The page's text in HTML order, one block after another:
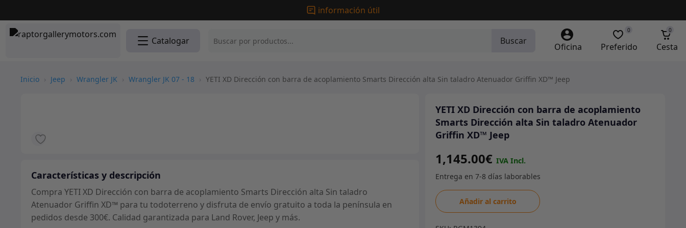
información útil
Catalogar Buscar
Oficina Preferido
0
Cesta
0
Inicio › Jeep › Wrangler JK › Wrangler JK 07 - 18 › YETI XD Dirección con barra de acoplamiento Smarts Dirección alta Sin taladro Atenuador Griffin XD™ Jeep
Características y descripción
Compra YETI XD Dirección con barra de acoplamiento Smarts Dirección alta Sin taladro
Atenuador Griffin XD™ para tu todoterreno y disfruta de envío gratuito a toda la península en
pedidos desde 300€. Calidad garantizada para Land Rover, Jeep y más.
YETI XD Dirección con barra de acoplamiento
Smarts Dirección alta Sin taladro Atenuador
Griffin XD™ Jeep
1,145.00€
YETI
XD
Añadir al carrito